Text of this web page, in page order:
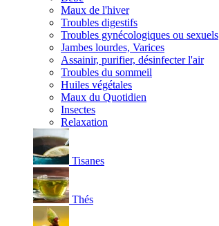
Maux de l'hiver
Troubles digestifs
Troubles gynécologiques ou sexuels
Jambes lourdes, Varices
Assainir, purifier, désinfecter l'air
Troubles du sommeil
Huiles végétales
Maux du Quotidien
Insectes
Relaxation
Tisanes
Thés